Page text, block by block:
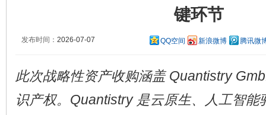
键环节
发布时间： 2026-07-07 QQ空间 新浪微博 腾讯微
此次战略性资产收购涵盖 Quantistry
识产权。Quantistry 是云原生、人工智能